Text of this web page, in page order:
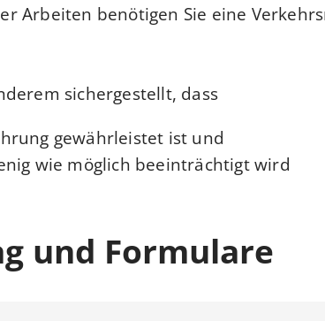
Arbeiten benötigen Sie eine
sichergestellt, dass
gewährleistet ist und
wie möglich beeinträchtigt wird.
und Formulare